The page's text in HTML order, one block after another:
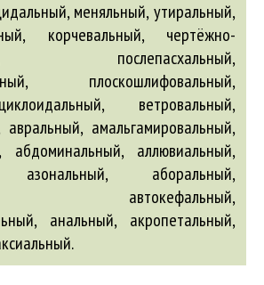
авральный, амальгамировальный,
, абдоминальный, аллювиальный,
азональный, аборальный,
автокефальный,
, анальный, акропетальный,
.